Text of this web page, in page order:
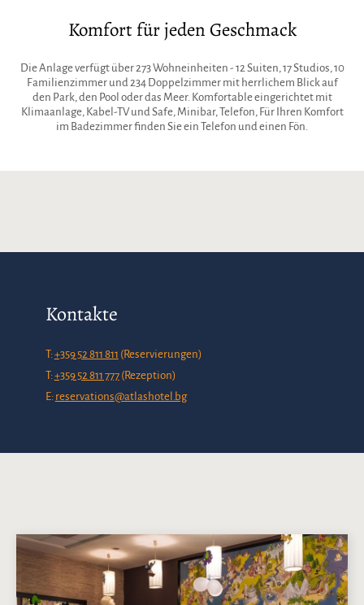
Komfort für jeden Geschmack
Die Anlage verfügt über 273 Wohneinheiten - 12 Suiten, 17 Studios, 10
Familienzimmer und 234 Doppelzimmer mit herrlichem Blick auf
den Park, den Pool oder das Meer. Komfortable eingerichtet mit
Klimaanlage, Kabel-TV und Safe, Minibar, Telefon, Für Ihren Komfort
im Badezimmer finden Sie ein Telefon und einen Fön.
Kontakte
T:+359 52 811 811 (Reservierungen)
T:+359 52 811 777(Rezeption)
E: reservations@atlashotel.bg